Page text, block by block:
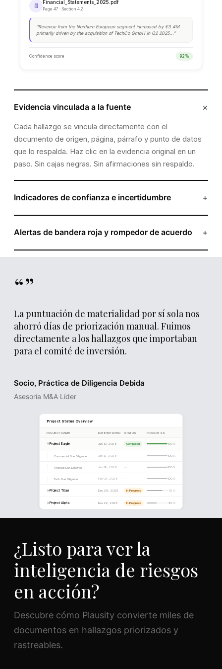
BENCHMARKING
Target vs. Benchmark
METRIC TARGET BENCHMARK
Revenue Growth +18% +12%
SOURCE REFERENCE
“Revenue from the Northern European segment increased by
primarily driven by the acquisition of TechCo GmbH in Q2
Confidence score
Evidencia vinculada a la fuente ×
Cada hallazgo se vincula directamente con el
documento de origen, página, párrafo y punto de datos
que lo respalda. Haz clic en la evidencia original en un
paso. Sin cajas negras. Sin afirmaciones sin respaldo.
Indicadores de confianza e incertidumbre +
evidencia es incompleta o conflictiva, el sistema lo
marca transparentemente.
Alertas de bandera roja y rompedor de acuerdo +
transacciones entre relacionadas no divulgadas,
ciberseguridad) se exponen inmediatamente con alertas
“”
La puntuación de materialidad por sí sola nos
ahorró días de priorización manual. Fuimos
directamente a los hallazgos que importaban
para el comité de inversión.
Socio, Práctica de Diligencia Debida
Asesoría M&A Líder
¿Listo para ver la
inteligencia de riesgos
en acción?
Descubre cómo Plausity convierte miles de
documentos en hallazgos priorizados y
rastreables.